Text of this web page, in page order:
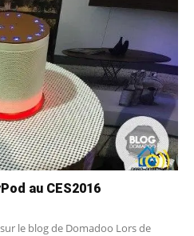
au CES2016
blog de Domadoo Lors de